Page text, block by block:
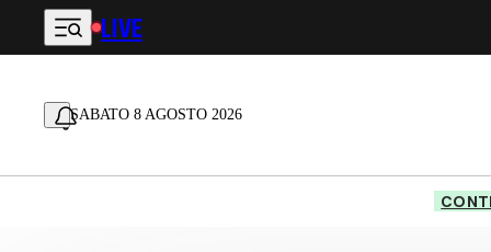
Vai al contenuto principale
LIVE
SABATO 8 AGOSTO 2026